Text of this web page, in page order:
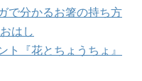
で分かるお箸の持ち方
はし
ト『花とちょうちょ』